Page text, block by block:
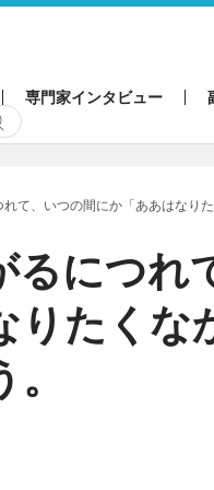
専門家インタビュー
て、いつの間にか「ああはなり
るにつれ
りたく